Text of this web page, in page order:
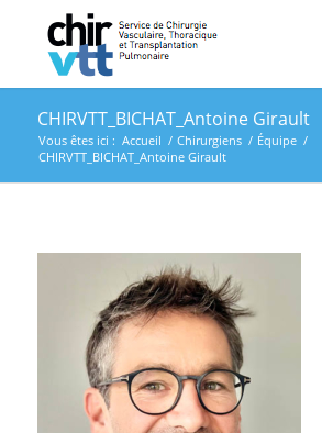
CHIRVTT_BICHAT_Antoine Girault
Vous êtes ici : Accueil / Chirurgiens / Équipe /
CHIRVTT_BICHAT_Antoine Girault